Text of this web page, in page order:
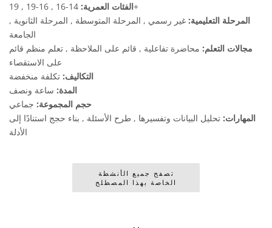
الفئات العمرية:14-16 , 16-19 , 19+
المرحلة التعليمية: غير رسمي , المرحلة المتوسطة , المرحلة الثانوية ,
الجامعة
مجالات التعلم: محاضرة تفاعلية , قائم على الملاحظة , تعلم منظم قائم
على الاستقصاء
التكاليف: تكلفة منخفضة
المدة: ساعة ونصف
حجم المجموعة: جماعي
المهارات: تحليل البيانات وتفسيرها , طرح الأسئلة , بناء حجج استنادًا إلى
الأدلة
تصفح جميع الأنشطة
الخاصة بهذا المصطلح